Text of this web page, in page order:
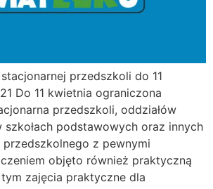
przedszkoli do 11
Do 11 kwietnia ograniczona
przedszkoli, oddziałów
podstawowych oraz innych
z pewnymi
objęto również praktyczną
zajęcia praktyczne dla